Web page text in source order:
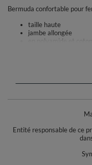
Bermuda confortable pour
taille haute
jambe allongée
en polyamide et
matériaux de haute
Entité responsable de ce